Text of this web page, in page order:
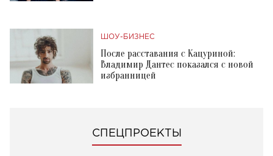
ШОУ-БИЗНЕС
После расставания с Кацуриной:
Владимир Дантес показался с новой
избранницей
СПЕЦПРОЕКТЫ